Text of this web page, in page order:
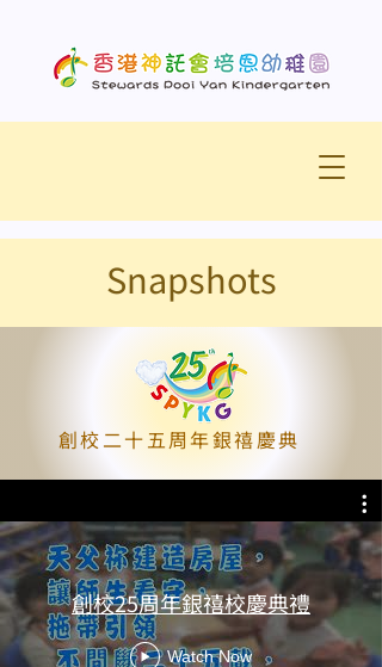
Snapshots
創校二十五周年銀禧慶典
創校25周年銀禧校慶典禮
Watch Now